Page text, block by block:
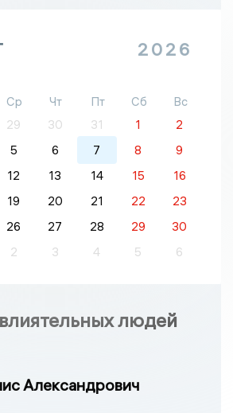
2026
Ср Чт Пт Сб
Вс
29 30 31 1
2
5 6 7 8
9
12 13 14 15
16
19 20 21 22
23
26 27 28 29
30
2 3 4 5 6
людей
Александрович